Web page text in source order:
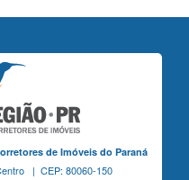
de Imóveis do Paraná
| CEP: 80060-150